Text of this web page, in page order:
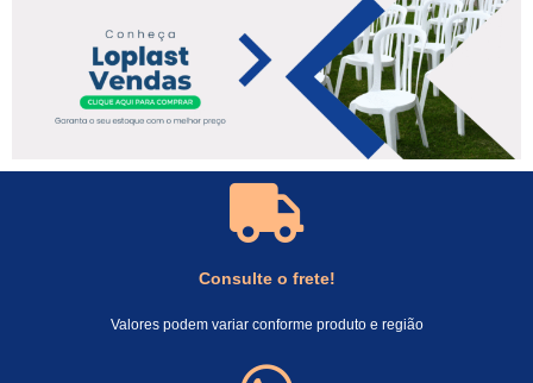
Consulte o frete!
Valores podem variar conforme produto e região